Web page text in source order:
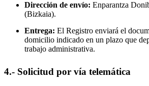
Dirección de envío: Enparantza
(Bizkaia).
Entrega: El Registro enviará el
domicilio indicado en un plazo que
trabajo administrativa.
4.- Solicitud por vía telemática